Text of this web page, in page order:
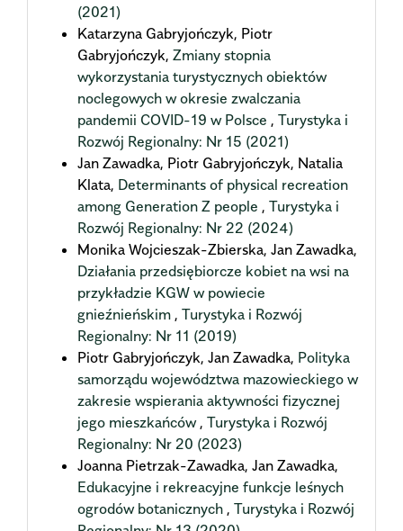
(2021)
Katarzyna Gabryjończyk, Piotr
Gabryjończyk, Zmiany stopnia
wykorzystania turystycznych obiektów
noclegowych w okresie zwalczania
pandemii COVID-19 w Polsce , Turystyka i
Rozwój Regionalny: Nr 15 (2021)
Jan Zawadka, Piotr Gabryjończyk, Natalia
Klata, Determinants of physical recreation
among Generation Z people , Turystyka i
Rozwój Regionalny: Nr 22 (2024)
Monika Wojcieszak-Zbierska, Jan Zawadka,
Działania przedsiębiorcze kobiet na wsi na
przykładzie KGW w powiecie
gnieźnieńskim , Turystyka i Rozwój
Regionalny: Nr 11 (2019)
Piotr Gabryjończyk, Jan Zawadka, Polityka
samorządu województwa mazowieckiego w
zakresie wspierania aktywności fizycznej
jego mieszkańców , Turystyka i Rozwój
Regionalny: Nr 20 (2023)
Joanna Pietrzak-Zawadka, Jan Zawadka,
Edukacyjne i rekreacyjne funkcje leśnych
ogrodów botanicznych , Turystyka i Rozwój